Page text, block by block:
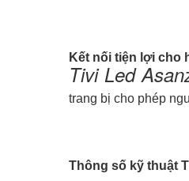
Kết nối tiện lợi cho
Tivi Led
trang bị cho phép
Thông số kỹ thuật